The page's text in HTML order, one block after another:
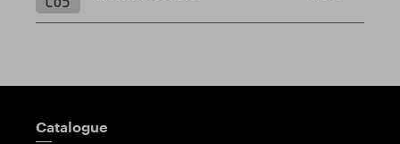
Guidepost
Catalogue